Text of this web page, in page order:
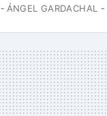
COMENTARIOS
ÁNGEL GARDACHAL